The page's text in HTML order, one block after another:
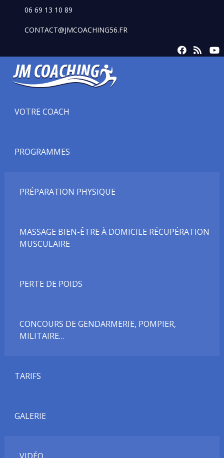
06 69 13 10 89
CONTACT@JMCOACHING56.FR
VOTRE COACH
PROGRAMMES
PRÉPARATION PHYSIQUE
MASSAGE BIEN-ÊTRE À DOMICILE RÉCUPÉRATION
MUSCULAIRE
PERTE DE POIDS
CONCOURS DE GENDARMERIE, POMPIER,
MILITAIRE…
TARIFS
GALERIE